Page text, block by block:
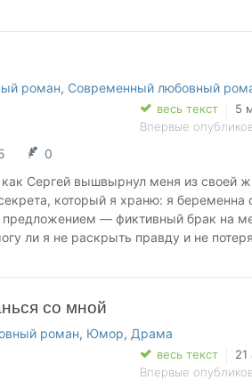
дура. А я просто устала ждать
и сказал: "Поживу у тебя". Чем
характером,
В БИБЛИОТЕКУ И ПОСТАВИТЬ
роман, Современный любовный
весь текст
5
Впервые
0
Сергей вышвырнул меня из своей
который я храню: я
— фиктивный брак на
ли я не раскрыть правду и не
вторым шансом для нас обоих?
со мной
роман, Юмор, Драма
весь текст
21
Впервые